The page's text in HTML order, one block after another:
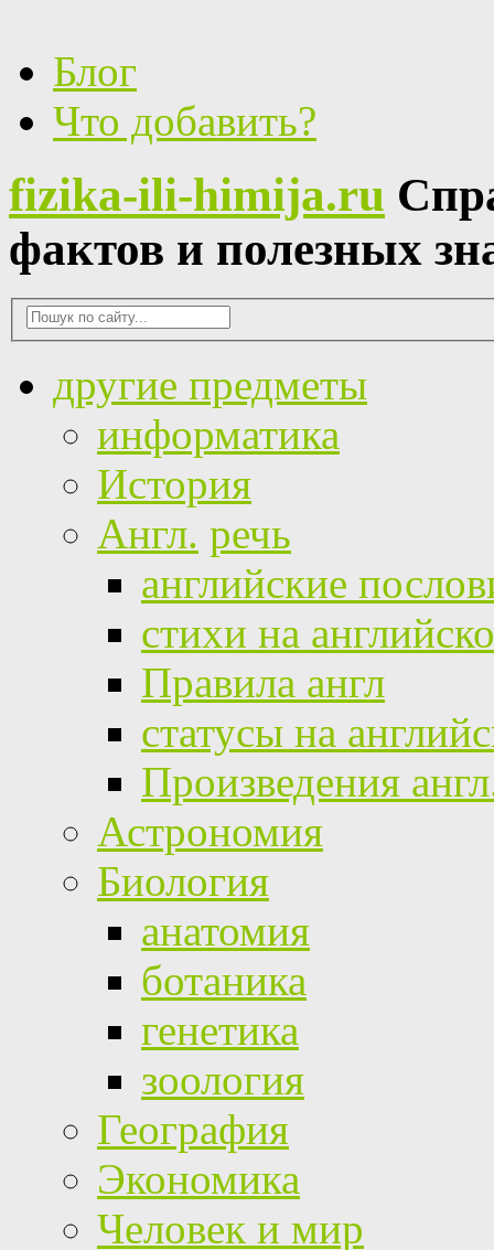
Блог
Что добавить?
fizika-ili-himija.ru
фактов и полезных
другие предметы
информатика
История
Англ. речь
английские
стихи на
Правила англ
статусы на
Произведения
Астрономия
Биология
анатомия
ботаника
генетика
зоология
География
Экономика
Человек и мир